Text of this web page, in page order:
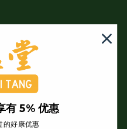
有 5% 优惠
的好康优惠